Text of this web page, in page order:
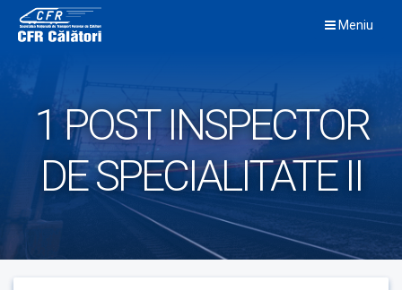
content
Meniu
1 POST INSPECTOR
DE SPECIALITATE II